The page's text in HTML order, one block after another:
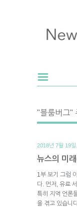
"블룸버그"
2018년 7월 19일.
뉴스의 미
1부 보기 그럼
다. 먼저, 유료
특히 지역 언론
을 겪고 있습니